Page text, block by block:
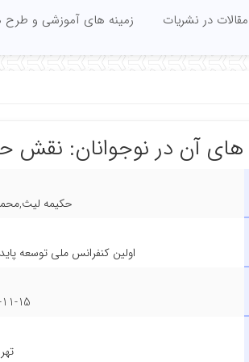
مقالات در نشریات زمینه های آموزشی و طرح
آن در نوجوانان: نقش
حکیمه
اولین کنفرانس ملی توسعه
15